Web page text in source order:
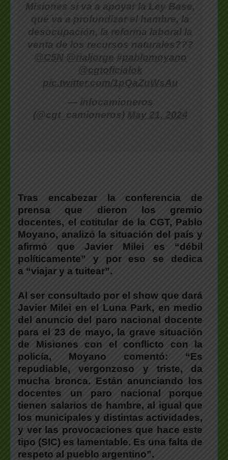
Misiones si va a apoyar la Ley Base,
qué va a profundizar el hambre, la
desocupación, la reforma laboral la
venta de los recursos naturales???
@C5N @rialjorge #pablomoyano
@cgtoficialok
pic.twitter.com/1pQaZuWsAu
— infocamioneros
(@cgt_camioneros) May 21, 2024
Tras encabezar la conferencia de
prensa que dieron los gremio
docentes, el cotitular de la CGT, Pablo
Moyano, analizó la situación del país y
afirmó que Javier Milei es “débil
políticamente” y por eso se dedica
a “viajar y a tuitear”.
Al ser consultado por el show que dará
Javier Milei en el Luna Park, en medio
del anuncio del paro nacional docente
para el 23 de mayo, la grave situación
de Misiones con el conflicto con la
policía, Moyano comentó: “Es
repudiable, vergonzoso y triste, da
mucha bronca. Están anunciando los
docentes un paro nacional porque
tienen salarios de hambre, al igual que
los municipales y distintas actividades,
y ver las provocaciones que hace este
tipo (SIC) es lamentable. Es una falta de
respeto al pueblo argentino”.